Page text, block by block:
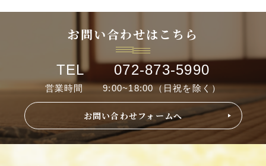
お問い合わせはこちら
TEL 072-873-5990
営業時間 9:00~18:00（日祝を除く）
お問い合わせフォームへ